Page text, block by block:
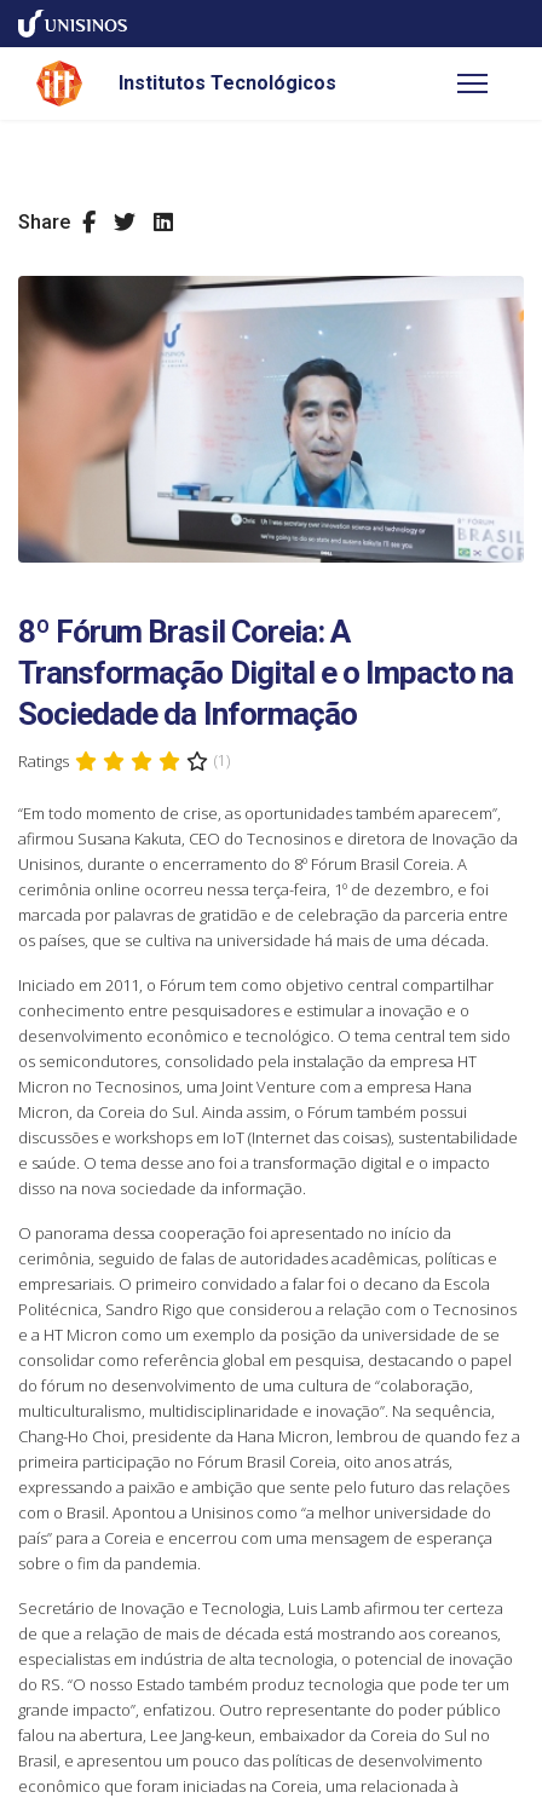
Institutos Tecnológicos
Share
8º Fórum Brasil Coreia: A
Transformação Digital e o Impacto na
Sociedade da Informação
Ratings (1)
“Em todo momento de crise, as oportunidades também aparecem”,
afirmou Susana Kakuta, CEO do Tecnosinos e diretora de Inovação da
Unisinos, durante o encerramento do 8º Fórum Brasil Coreia. A
cerimônia online ocorreu nessa terça-feira, 1º de dezembro, e foi
marcada por palavras de gratidão e de celebração da parceria entre
os países, que se cultiva na universidade há mais de uma década.
Iniciado em 2011, o Fórum tem como objetivo central compartilhar
conhecimento entre pesquisadores e estimular a inovação e o
desenvolvimento econômico e tecnológico. O tema central tem sido
os semicondutores, consolidado pela instalação da empresa HT
Micron no Tecnosinos, uma Joint Venture com a empresa Hana
Micron, da Coreia do Sul. Ainda assim, o Fórum também possui
discussões e workshops em IoT (Internet das coisas), sustentabilidade
e saúde. O tema desse ano foi a transformação digital e o impacto
disso na nova sociedade da informação.
O panorama dessa cooperação foi apresentado no início da
cerimônia, seguido de falas de autoridades acadêmicas, políticas e
empresariais. O primeiro convidado a falar foi o decano da Escola
Politécnica, Sandro Rigo que considerou a relação com o Tecnosinos
e a HT Micron como um exemplo da posição da universidade de se
consolidar como referência global em pesquisa, destacando o papel
do fórum no desenvolvimento de uma cultura de “colaboração,
multiculturalismo, multidisciplinaridade e inovação”. Na sequência,
Chang-Ho Choi, presidente da Hana Micron, lembrou de quando fez a
primeira participação no Fórum Brasil Coreia, oito anos atrás,
expressando a paixão e ambição que sente pelo futuro das relações
com o Brasil. Apontou a Unisinos como “a melhor universidade do
país” para a Coreia e encerrou com uma mensagem de esperança
sobre o fim da pandemia.
Secretário de Inovação e Tecnologia, Luis Lamb afirmou ter certeza
de que a relação de mais de década está mostrando aos coreanos,
especialistas em indústria de alta tecnologia, o potencial de inovação
do RS. “O nosso Estado também produz tecnologia que pode ter um
grande impacto”, enfatizou. Outro representante do poder público
falou na abertura, Lee Jang-keun, embaixador da Coreia do Sul no
Brasil, e apresentou um pouco das políticas de desenvolvimento
econômico que foram iniciadas na Coreia, uma relacionada à